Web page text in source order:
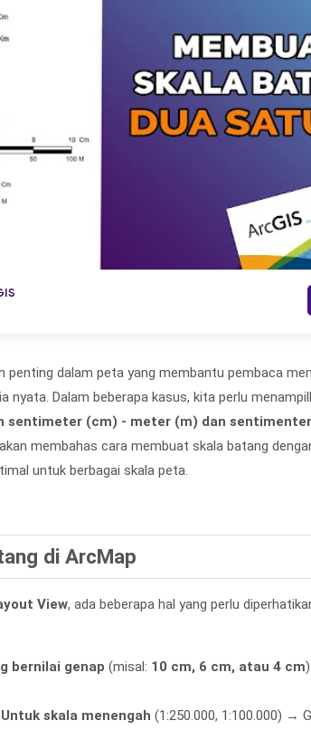
penting dalam peta yang membantu pembaca
nyata. Dalam beberapa kasus, kita perlu
sentimeter (cm) - meter (m) dan
membahas cara membuat skala batang
untuk berbagai skala peta.
di ArcMap
View, ada beberapa hal yang perlu
bernilai genap (misal: 10 cm, 6 cm, atau 4 cm
Untuk skala menengah (1:250.000, 1:100.000) →